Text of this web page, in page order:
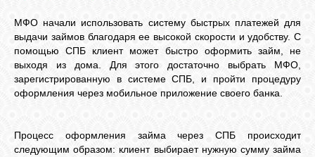
БИБЛИОТЕКА
ФОРУМ
ГОСТЕВАЯ
МФО начали использовать систему быстрых платежей для
выдачи займов благодаря ее высокой скорости и удобству. С
помощью СПБ клиент может быстро оформить займ, не
выходя из дома. Для этого достаточно выбрать МФО,
зарегистрированную в системе СПБ, и пройти процедуру
оформления через мобильное приложение своего банка.
Процесс оформления займа через СПБ происходит
следующим образом: клиент выбирает нужную сумму займа